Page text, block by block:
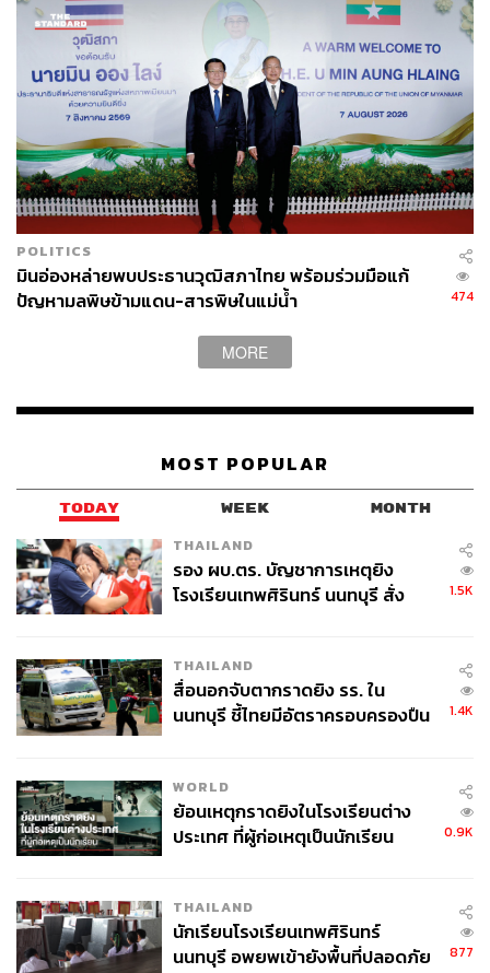
รัฐบาลเกาหลีใต้
แรงงานไทยในเกาหลี
สถานเอกอัครราชทูตเกาหลี ประจำประเทศไทย
กระทรวงแรงงาน
แรงงานไทย
South Korea
ผีน้อยเกาหลี
จุลพันธ์ อมรวิวัฒน์
ABOUT THE AUTHOR
THE STANDARD TEAM
POLITICS
มินอ่องหล่ายพบประธานวุฒิสภาไทย พร้อมร่วมมือแก้
ปัญหามลพิษข้ามแดน-สารพิษในแม่น้ำ
474
MORE
MOST POPULAR
TODAY WEEK MONTH
THAILAND
รอง ผบ.ตร. บัญชาการเหตุยิง
โรงเรียนเทพศิรินทร์ นนทบุรี สั่ง
1.5K
THAILAND
สื่อนอกจับตากราดยิง รร. ใน
นนทบุรี ชี้ไทยมีอัตราครอบครองปืน
1.4K
WORLD
ย้อนเหตุกราดยิงในโรงเรียนต่าง
ประเทศ ที่ผู้ก่อเหตุเป็นนักเรียน
0.9K
THAILAND
นักเรียนโรงเรียนเทพศิรินทร์
นนทบุรี อพยพเข้ายังพื้นที่ปลอดภัย
877